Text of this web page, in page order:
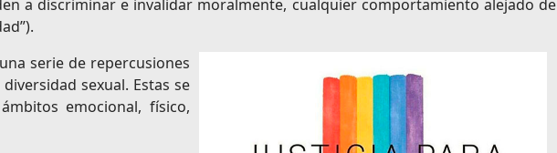
a discriminar e invalidar moralmente, cualquier comportamiento alejado de
serie de repercusiones
sexual. Estas se
emocional, físico,